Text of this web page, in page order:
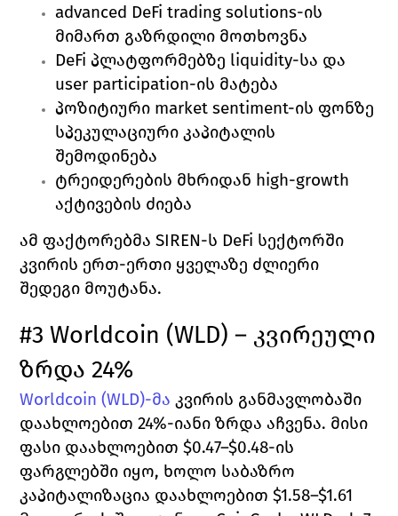
advanced DeFi trading solutions-ის
მიმართ გაზრდილი მოთხოვნა
DeFi პლატფორმებზე liquidity-სა და
user participation-ის მატება
პოზიტიური market sentiment-ის ფონზე
სპეკულაციური კაპიტალის
შემოდინება
ტრეიდერების მხრიდან high-growth
აქტივების ძიება
ამ ფაქტორებმა SIREN-ს DeFi სექტორში
კვირის ერთ-ერთი ყველაზე ძლიერი
შედეგი მოუტანა.
#3 Worldcoin (WLD) – კვირეული
ზრდა 24%
Worldcoin (WLD)-მა კვირის განმავლობაში
დაახლოებით 24%-იანი ზრდა აჩვენა. მისი
ფასი დაახლოებით $0.47–$0.48-ის
ფარგლებში იყო, ხოლო საბაზრო
კაპიტალიზაცია დაახლოებით $1.58–$1.61